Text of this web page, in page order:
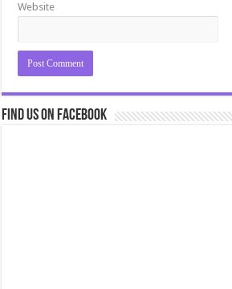
Website
Find us on Facebook